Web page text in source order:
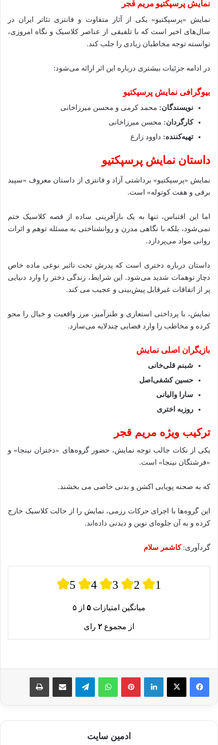
نمایش پرسپکتیو مریم قجر
نمایش «پرسپکتیو» یکی از آثار متفاوت و فانتزی تئاتر ایران در
سال‌های اخیر است که با تلفیقی از عناصر کلاسیک و نگاه امروزی،
توانسته توجه مخاطبان زیادی را جلب کند.
در ادامه جزئیات بیشتری درباره این اثر ارائه می‌شود:
بیوگرافی نمایش پرسپکتیو
نویسندگان: محمد کرمی و محسن میرزاخانی
کارگردان: محسن میرزاخانی
تهیه‌کننده: داوود زارع
داستان نمایش پرسپکتیو
نمایش «پرسپکتیو» برداشتی آزاد و فانتزی از داستان معروف «سپید
برفی و هفت کوتوله» است.
اما این اقتباس، تنها به یک بازآفرینی ساده از قصه کلاسیک ختم
نمی‌شود، بلکه با نگاهی مدرن و روانشناختی به مسئله توهم و اثرات
روانی مواد می‌پردازد.
داستان درباره دختری است که پدرش تحت تاثیر نوعی ماده خاص
دچار توهمات شدید می‌شود. این شرایط، زندگی دختر را وارد دنیایی
پر از اتفاقات غیرقابل پیش‌بینی و عجیب می‌ کند.
نمایش، با پرداختی استعاری و طنزآمیز، مرز واقعیت و خیال را محو
کرده و مخاطب را وارد فضایی چندلایه می‌سازد.
بازیگران اصلی نمایش
شبنم قلی‌خانی
حسین کشفی‌اصل
سارا والیانی
روزبه اختری
ترکیب ویژه مریم قجر
یکی از نکات جالب توجه نمایش، حضور گروه‌های «دختران نینجا» و
«فرشتگان نینجا» است.
که به صحنه پویایی اکشن و بدنی خاصی می‌ بخشند.
این گروه‌ها با اجرای حرکات رزمی، نمایش را از حالت کلاسیک خارج
کرده و به آن جلوه‌ای نوین و دیدنی داده‌اند.
گردآوری:کاشمر سلام
5 4 3 2 1
میانگین امتیازات ۵ از ۵
از مجموع ۲ رای
لینکدین پینترستواتس آپ تلگرام اشتراک گذاری از طریق ایمیل چاپ
ادمین سایت